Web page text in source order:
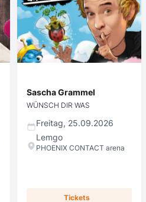
Sascha Grammel
WÜNSCH DIR WAS
Freitag, 25.09.2026
Lemgo
PHOENIX CONTACT arena
Tickets